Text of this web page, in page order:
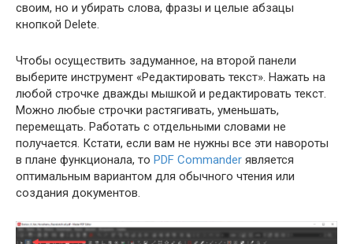
своим, но и убирать слова, фразы и целые абзацы
кнопкой Delete.
Чтобы осуществить задуманное, на второй панели
выберите инструмент «Редактировать текст». Нажать на
любой строчке дважды мышкой и редактировать текст.
Можно любые строчки растягивать, уменьшать,
перемещать. Работать с отдельными словами не
получается. Кстати, если вам не нужны все эти навороты
в плане функционала, то PDF Commander является
оптимальным вариантом для обычного чтения или
создания документов.